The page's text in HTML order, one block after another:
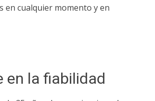
en cualquier momento y en
en la fiabilidad